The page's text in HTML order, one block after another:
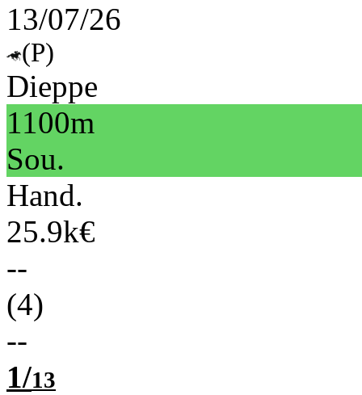
13/07/26
(P)
Dieppe
1100m
Sou.
Hand.
25.9k€
--
(4)
--
1/13